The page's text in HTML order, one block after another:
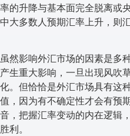
率的升降与基本面完全脱离或
中大多数人预期汇率上升，则
虽然影响外汇市场的因素是多
产生重大影响，一旦出现风吹
化。但恰恰是外汇市场具有这
值，因为有不确定性才会有预
音，把握汇率变动的内在逻辑
胜利。